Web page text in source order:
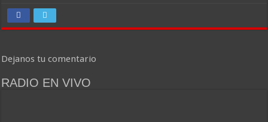
Dejanos tu comentario
RADIO EN VIVO